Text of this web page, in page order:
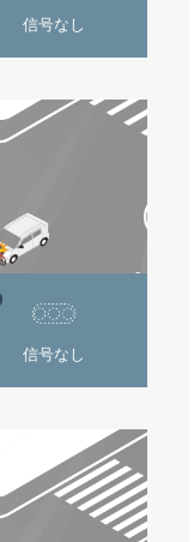
信号なし
信号なし